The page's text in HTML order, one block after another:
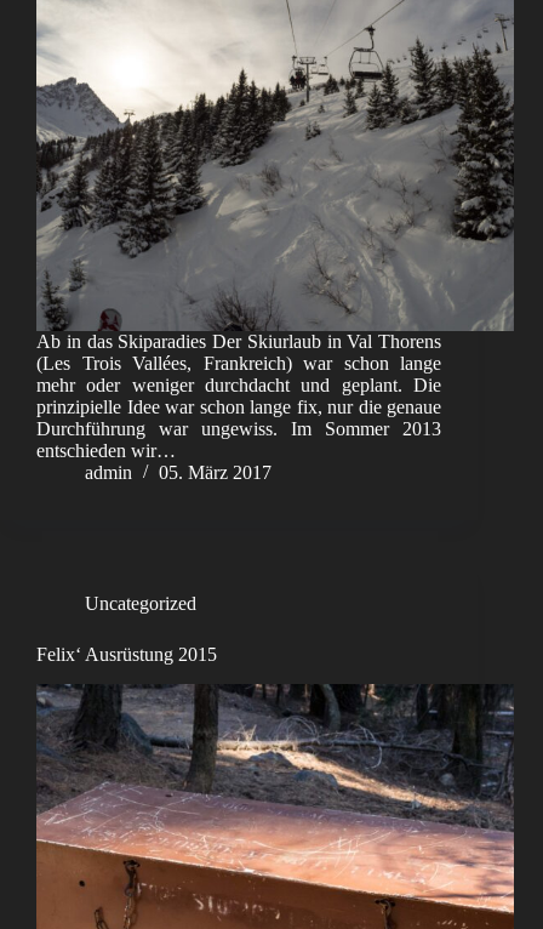
Ab in das Skiparadies Der Skiurlaub in Val Thorens
(Les Trois Vallées, Frankreich) war schon lange
mehr oder weniger durchdacht und geplant. Die
prinzipielle Idee war schon lange fix, nur die genaue
Durchführung war ungewiss. Im Sommer 2013
entschieden wir…
admin
05. März 2017
Uncategorized
Felix‘ Ausrüstung 2015